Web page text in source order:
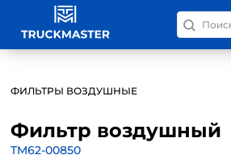
Поиск
ФИЛЬТРЫ ВОЗДУШНЫЕ
Фильтр воздушный
TM62-00850